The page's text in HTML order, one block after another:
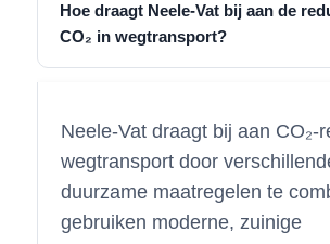
Hoe draagt Neele-Vat bij aan de
CO₂ in wegtransport?
Neele-Vat draagt bij aan CO₂-
wegtransport door
duurzame maatregelen te
gebruiken moderne, zuinige